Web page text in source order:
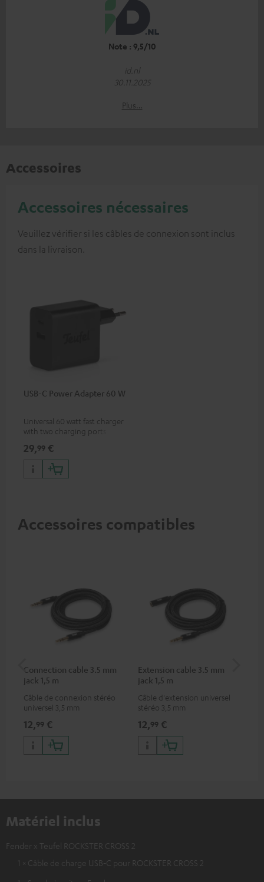
Note : 9,5/10
id.nl
30.11.2025
Plus…
Accessoires
Accessoires nécessaires
Veuillez vérifier si les câbles de connexion sont inclus
dans la livraison.
USB-C Power Adapter 60 W
Universal 60 watt fast charger
with two charging ports
watts) for headphones &
portables as well as laptops
and additional devices with
up to 60 watts of power and
29,99 €
Accessoires compatibles
Connection cable 3.5 mm
jack 1,5 m
Câble de connexion stéréo
universel 3,5 mm
12,99 €
Extension cable 3.5 mm
jack 1,5 m
Câble d'extension universel
stéréo 3,5 mm
12,99 €
Matériel inclus
Fender x Teufel ROCKSTER CROSS 2
1 × Câble de charge USB‑C pour ROCKSTER CROSS 2